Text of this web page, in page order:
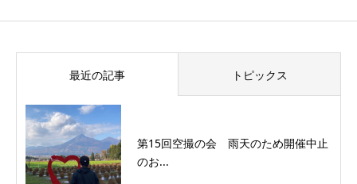
最近の記事 トピックス
第15回空撮の会 雨天のため開催中止
のお...